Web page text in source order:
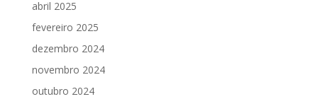
abril 2025
fevereiro 2025
dezembro 2024
novembro 2024
outubro 2024